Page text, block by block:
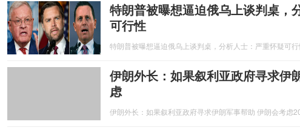
特朗普被曝想逼迫俄乌上谈判桌，
可行性
特朗普被曝想逼迫俄乌上谈判桌，分析人士：严重怀疑可行
伊朗外长：如果叙利亚政府寻求伊
虑
伊朗外长：如果叙利亚政府寻求伊朗军事帮助 伊朗会考虑